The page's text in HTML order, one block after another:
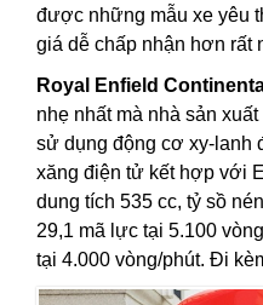
được những mẫu xe yêu
giá dễ chấp nhận hơn rất
Royal Enfield
nhẹ nhất mà nhà sản
sử dụng động cơ xy-lanh
xăng điện tử kết hợp với
dung tích 535 cc, tỷ sồ
29,1 mã lực tại 5.100
tại 4.000 vòng/phút. Đi